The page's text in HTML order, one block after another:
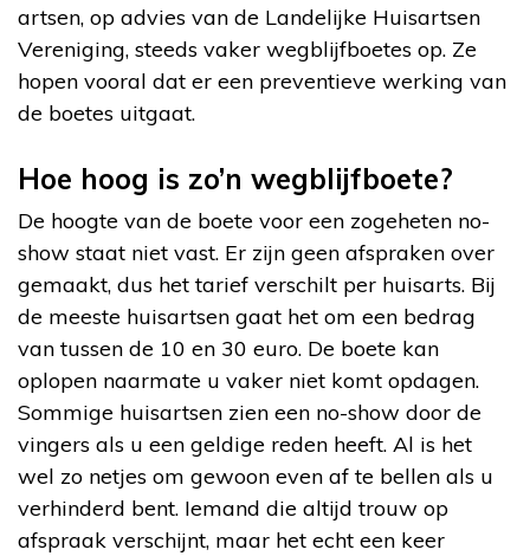
artsen, op advies van de Landelijke Huisartsen
Vereniging, steeds vaker wegblijfboetes op. Ze
hopen vooral dat er een preventieve werking van
de boetes uitgaat.
Hoe hoog is zo’n wegblijfboete?
De hoogte van de boete voor een zogeheten no-
show staat niet vast. Er zijn geen afspraken over
gemaakt, dus het tarief verschilt per huisarts. Bij
de meeste huisartsen gaat het om een bedrag
van tussen de 10 en 30 euro. De boete kan
oplopen naarmate u vaker niet komt opdagen.
Sommige huisartsen zien een no-show door de
vingers als u een geldige reden heeft. Al is het
wel zo netjes om gewoon even af te bellen als u
verhinderd bent. Iemand die altijd trouw op
afspraak verschijnt, maar het echt een keer